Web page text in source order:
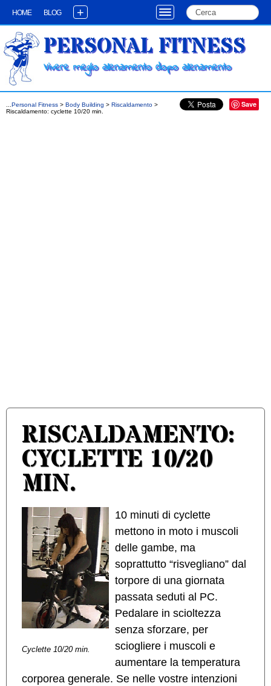
HOME BLOG +
PERSONAL FITNESS
Vivere meglio allenamento dopo allenamento
Save
Personal Fitness > Body Building > Riscaldamento >
Riscaldamento: cyclette 10/20 min.
RISCALDAMENTO:
CYCLETTE 10/20
MIN.
Cyclette 10/20 min.
10 minuti di cyclette
mettono in moto i muscoli
delle gambe, ma
soprattutto “risvegliano” dal
torpore di una giornata
passata seduti al PC.
Pedalare in scioltezza
senza sforzare, per
sciogliere i muscoli e
aumentare la temperatura
corporea generale. Se nelle vostre intenzioni